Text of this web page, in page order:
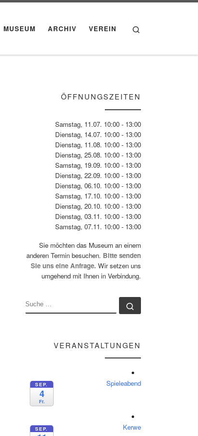
MUSEUM ARCHIV VEREIN
ÖFFNUNGSZEITEN
Samstag, 11.07. 10:00 - 13:00
Dienstag, 14.07. 10:00 - 13:00
Dienstag, 11.08. 10:00 - 13:00
Dienstag, 25.08. 10:00 - 13:00
Samstag, 19.09. 10:00 - 13:00
Dienstag, 22.09. 10:00 - 13:00
Dienstag, 06.10. 10:00 - 13:00
Samstag, 17.10. 10:00 - 13:00
Dienstag, 20.10. 10:00 - 13:00
Dienstag, 03.11. 10:00 - 13:00
Samstag, 07.11. 10:00 - 13:00
Sie möchten das Museum an einem
anderen Termin besuchen. Bitte senden
Sie uns eine Anfrage. Wir setzen uns
umgehend mit Ihnen in Verbindung.
SUCHE
VERANSTALTUNGEN
SEP.
4
Fr.
Spieleabend
SEP. Kerwe